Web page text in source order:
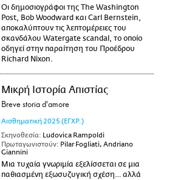
Οι δημοσιογράφοι της The Washington
Post, Bob Woodward και Carl Bernstein,
αποκαλύπτουν τις λεπτομέρειες του
σκανδάλου Watergate scandal, το οποίο
οδηγεί στην παραίτηση του Προέδρου
Richard Nixon.
Μικρή Ιστορία Απιστίας
Breve storia d'amore
Αισθηματική 2025 (ΕΓΧΡ.)
Σκηνοθεσία: Ludovica Rampoldi
Πρωταγωνιστούν: Pilar Fogliati, Andriano
Giannini
Μια τυχαία γνωριμία εξελίσσεται σε μια
παθιασμένη εξωσυζυγική σχέση… αλλά